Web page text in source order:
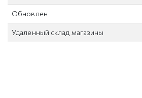
Обновлен
Удаленный склад магазины